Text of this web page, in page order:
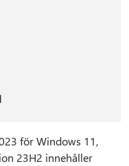
för Windows 11,
23H2 innehåller